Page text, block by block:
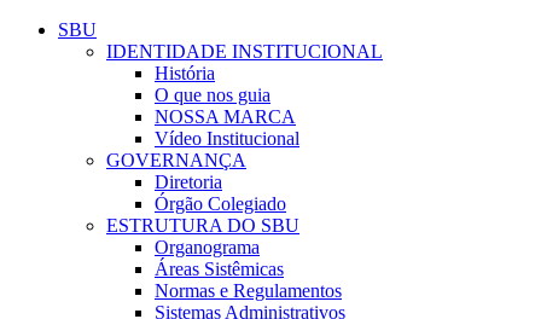
Conteúdo principal
SBU
IDENTIDADE INSTITUCIONAL
História
O que nos guia
NOSSA MARCA
Vídeo Institucional
GOVERNANÇA
Diretoria
Órgão Colegiado
ESTRUTURA DO SBU
Organograma
Áreas Sistêmicas
Normas e Regulamentos
Sistemas Administrativos